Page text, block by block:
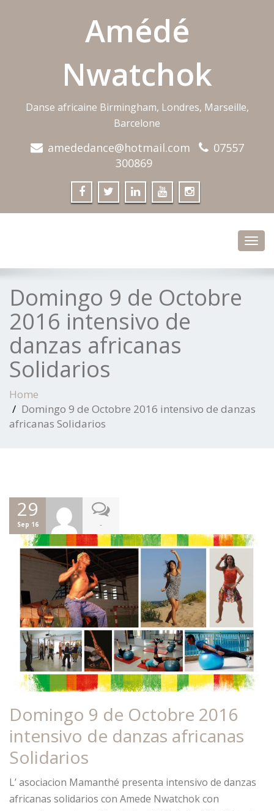
Amédé
Nwatchok
Danse africaine Birmingham, Londres, Marseille,
Barcelone
amededance@hotmail.com
07557
300869
Domingo 9 de Octobre
2016 intensivo de
danzas africanas
Solidarios
Home
Domingo 9 de Octobre 2016 intensivo de danzas
africanas Solidarios
29
Sep 16 -
Domingo 9 de Octobre 2016
intensivo de danzas africanas
Solidarios
L’ asociacion Mamanthé presenta intensivo de danzas
africanas solidarios con Amede Nwatchok con